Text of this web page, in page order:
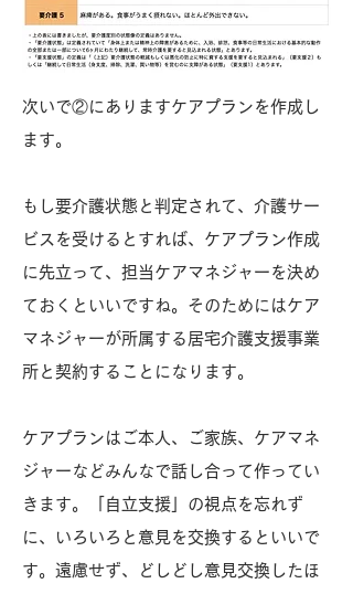
次いで②にありますケアプランを作成し
ます。
もし要介護状態と判定されて、介護サー
ビスを受けるとすれば、ケアプラン作成
に先立って、担当ケアマネジャーを決め
ておくといいですね。そのためにはケア
マネジャーが所属する居宅介護支援事業
所と契約することになります。
ケアプランはご本人、ご家族、ケアマネ
ジャーなどみんなで話し合って作ってい
きます。「自立支援」の視点を忘れず
に、いろいろと意見を交換するといいで
す。遠慮せず、どしどし意見交換したほ